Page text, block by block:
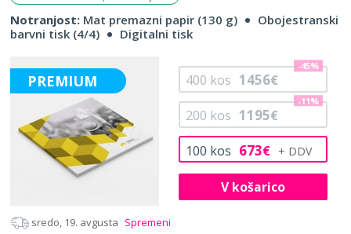
Notranjost: Mat premazni papir (130 g)
Obojestranski
barvni tisk (4/4)
Digitalni tisk
PREMIUM
100 kos 673€
200 kos 1195€
-11%
400 kos 1456€
-45%
V košarico
sredo, 19. avgusta Spremeni